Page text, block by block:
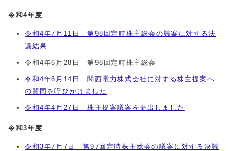
令和4年度
令和4年7月11日 第98回定時株主総会の議案に対する決
議結果
令和4年6月28日 第98回定時株主総会
令和4年6月14日 関西電力株式会社に対する株主提案へ
の賛同を呼びかけました
令和4年4月27日 株主提案議案を提出しました
令和3年度
令和3年7月7日 第97回定時株主総会の議案に対する決議